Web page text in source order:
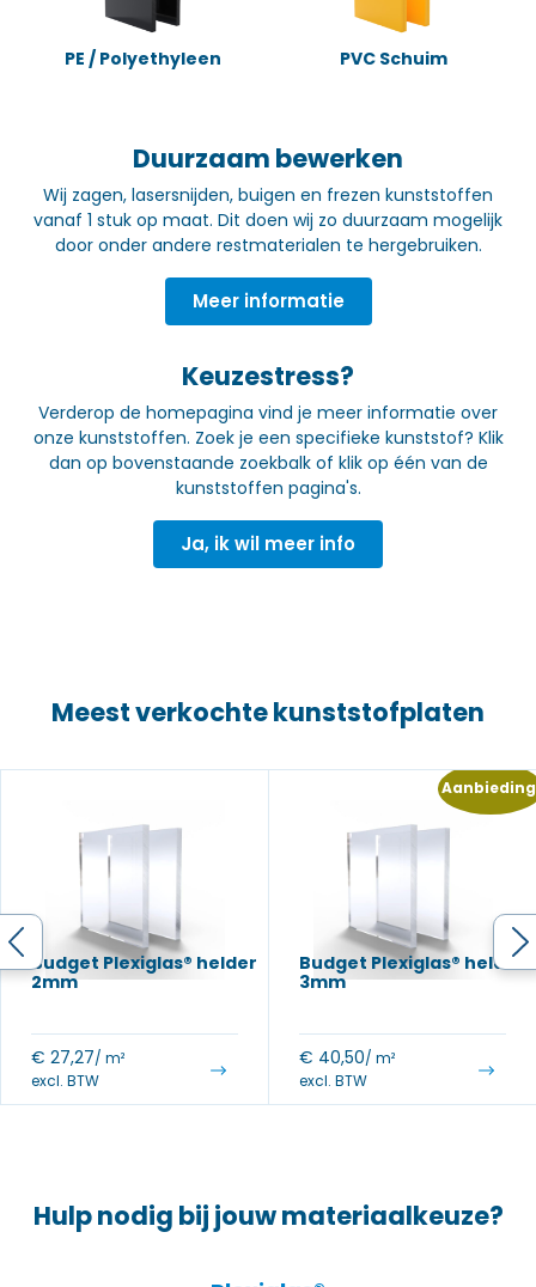
PE / Polyethyleen PVC Schuim
Duurzaam bewerken
Wij zagen, lasersnijden, buigen en frezen kunststoffen
vanaf 1 stuk op maat. Dit doen wij zo duurzaam mogelijk
door onder andere restmaterialen te hergebruiken.
Meer informatie
Keuzestress?
Verderop de homepagina vind je meer informatie over
onze kunststoffen. Zoek je een specifieke kunststof? Klik
dan op bovenstaande zoekbalk of klik op één van de
kunststoffen pagina's.
Ja, ik wil meer info
Meest verkochte kunststofplaten
Budget Plexiglas® helder
2mm
€ 27,27/ m²
excl. BTW
Budget Plexiglas® helder
3mm
€ 40,50/ m²
excl. BTW
Hulp nodig bij jouw materiaalkeuze?